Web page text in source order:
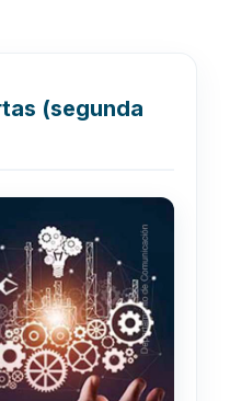
(segunda